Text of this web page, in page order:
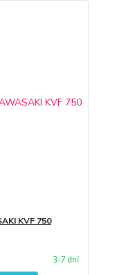
KVF 750
3-7 dní